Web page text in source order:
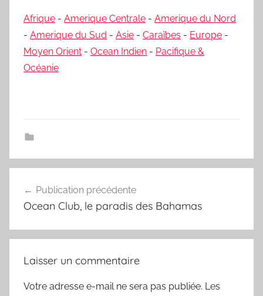
Afrique - Amerique Centrale - Amerique du Nord
- Amerique du Sud - Asie - Caraïbes - Europe -
Moyen Orient - Ocean Indien - Pacifique &
Océanie
de
Publication précédente
Ocean Club, le paradis des Bahamas
Laisser un commentaire
Votre adresse e-mail ne sera pas publiée. Les